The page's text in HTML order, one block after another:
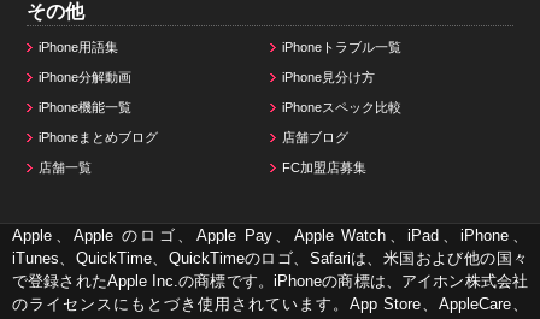
その他
iPhone用語集 iPhoneトラブル一覧
iPhone分解動画 iPhone見分け方
iPhone機能一覧 iPhoneスペック比較
iPhoneまとめブログ 店舗ブログ
店舗一覧 FC加盟店募集
Apple、Apple のロゴ、Apple Pay、Apple Watch、iPad、iPhone、
iTunes、QuickTime、QuickTimeのロゴ、Safariは、米国および他の国々
で登録されたApple Inc.の商標です。iPhoneの商標は、アイホン株式会社
のライセンスにもとづき使用されています。App Store、AppleCare、